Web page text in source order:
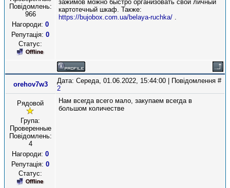
Повідомлень:
966
Нагороди: 0
Репутація: 0
Статус:
зажимов можно быстро организовать свой личный
картотечный шкаф. Также:
https://bujobox.com.ua/belaya-ruchka/ .
orehov7w3
Дата: Середа, 01.06.2022, 15:44:00 | Повідомлення #
2
Рядовой
Група:
Проверенные
Повідомлень:
4
Нагороди: 0
Репутація: 0
Статус:
Нам всегда всего мало, закупаем всегда в
большом количестве